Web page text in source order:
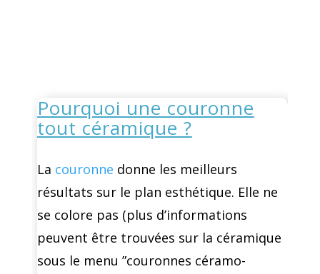
Pourquoi une couronne
tout céramique ?
La couronne donne les meilleurs
résultats sur le plan esthétique. Elle ne
se colore pas (plus d’informations
peuvent être trouvées sur la céramique
sous le menu ”couronnes céramo-